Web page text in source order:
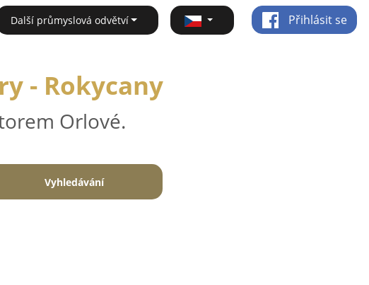
Další průmyslová odvětví Přihlásit se
- Rokycany
Orlové.
Vyhledávání